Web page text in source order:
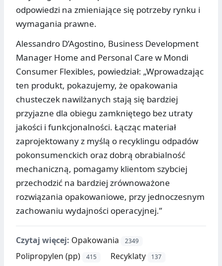
odpowiedzi na zmieniające się potrzeby rynku i
wymagania prawne.
Alessandro D’Agostino, Business Development
Manager Home and Personal Care w Mondi
Consumer Flexibles, powiedział: „Wprowadzając
ten produkt, pokazujemy, że opakowania
chusteczek nawilżanych stają się bardziej
przyjazne dla obiegu zamkniętego bez utraty
jakości i funkcjonalności. Łącząc materiał
zaprojektowany z myślą o recyklingu odpadów
pokonsumenckich oraz dobrą obrabialność
mechaniczną, pomagamy klientom szybciej
przechodzić na bardziej zrównoważone
rozwiązania opakowaniowe, przy jednoczesnym
zachowaniu wydajności operacyjnej.”
Czytaj więcej: Opakowania 2349
Polipropylen (pp) 415 Recyklaty 137